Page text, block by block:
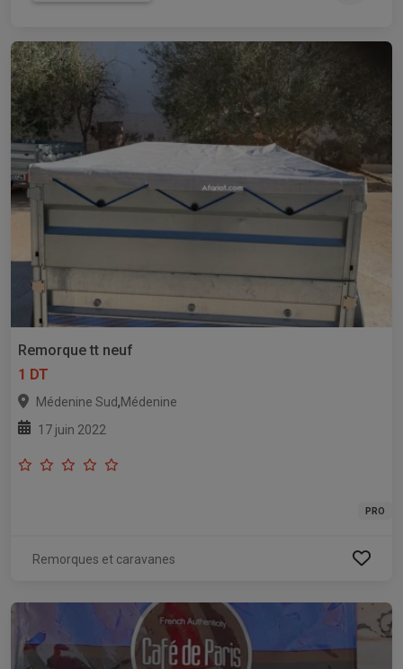
Remorque tt neuf
1 DT
Médenine Sud,Médenine
17 juin 2022
PRO
Remorques et caravanes